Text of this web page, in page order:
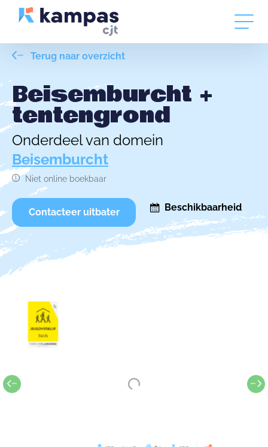
Terug naar overzicht
Beisemburcht +
tentengrond
Onderdeel van domein
Beisemburcht
Niet online boekbaar
Contacteer uitbater Beschikbaarheid